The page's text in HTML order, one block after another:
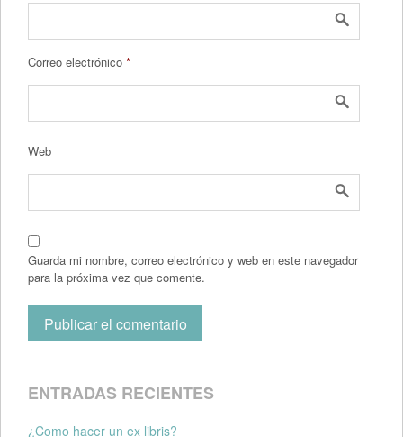
Correo electrónico *
Web
Guarda mi nombre, correo electrónico y web en este navegador
para la próxima vez que comente.
ENTRADAS RECIENTES
¿Como hacer un ex libris?